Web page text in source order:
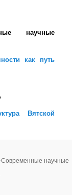
научные
как путь
Вятской
научные